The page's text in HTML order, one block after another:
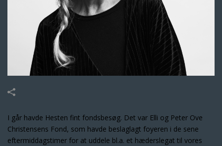
I går havde Hesten fint fondsbesøg. Det var Elli og Peter Ove
Christensens Fond, som havde beslaglagt foyeren i de sene
eftermiddagstimer for at uddele bl.a. et hæderslegat til vores